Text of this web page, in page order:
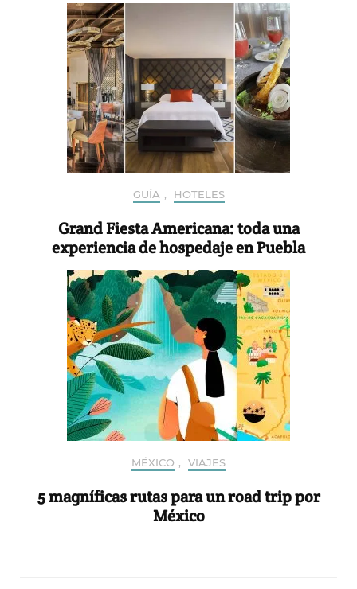
GUÍA , HOTELES
Grand Fiesta Americana: toda una
experiencia de hospedaje en Puebla
MÉXICO , VIAJES
5 magníficas rutas para un road trip por
México